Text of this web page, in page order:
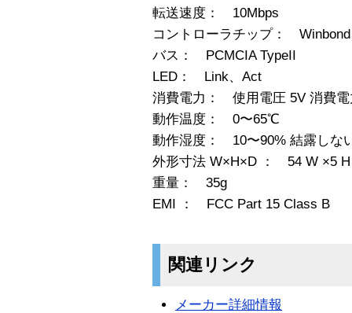
転送速度： 10Mbps
コントローラチップ： Winbond
バス： PCMCIA TypeII
LED： Link、Act
消費電力： 使用電圧 5V 消費
動作温度： 0〜65℃
動作湿度： 10〜90% 結露しな
外形寸法 W×H×D ： 54 W ×5 H
重量： 35g
EMI ： FCC Part 15 Class B
関連リンク
メーカー詳細情報